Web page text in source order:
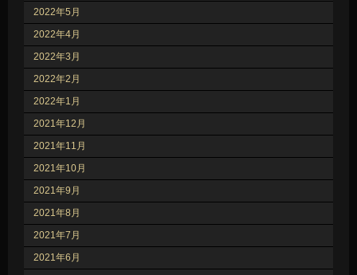
2022年5月
2022年4月
2022年3月
2022年2月
2022年1月
2021年12月
2021年11月
2021年10月
2021年9月
2021年8月
2021年7月
2021年6月